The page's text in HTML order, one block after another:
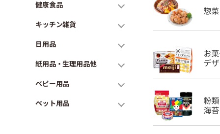
健康食品
キッチン雑貨
日用品
紙用品・生理用品他
ベビー用品
ペット用品